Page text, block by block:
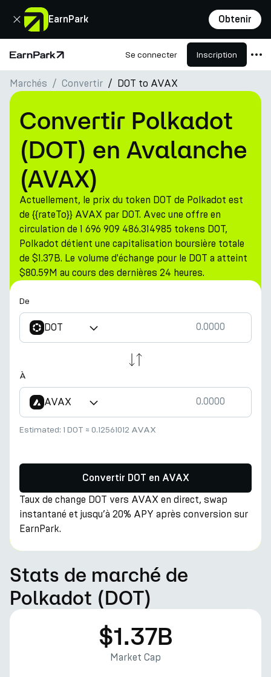
EarnPark Obtenir
Fermer
Page d'accueil Se connecter Inscription
Produits
Marchés
Calculatrices
PARK Token
Ressources
Entreprise
Marchés Convertir DOT to AVAX
Convertir Polkadot
(DOT) en Avalanche
(AVAX)
Actuellement, le prix du token DOT de Polkadot est
de {{rateTo}} AVAX par DOT. Avec une offre en
circulation de 1 696 909 486.314985 tokens DOT,
Polkadot détient une capitalisation boursière totale
de $1.37B. Le volume d'échange pour le DOT a atteint
$80.59M au cours des dernières 24 heures.
De
DOT
À
AVAX
Estimated: 1 DOT ≈ 0.12561012 AVAX
Convertir DOT en AVAX
Taux de change DOT vers AVAX en direct, swap
instantané et jusqu’à 20% APY après conversion sur
EarnPark.
Stats de marché de
Polkadot (DOT)
$1.37B
Market Cap